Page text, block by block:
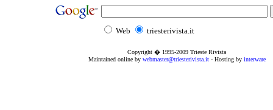
Web triesterivista.it
Copyright � 1995-2009 Trieste Rivista
Maintained online by webmaster@triesterivista.it- Hosting by interware